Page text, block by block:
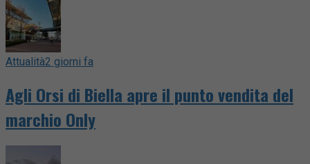
Attualità2 giorni fa
Agli Orsi di Biella apre il punto vendita del
marchio Only